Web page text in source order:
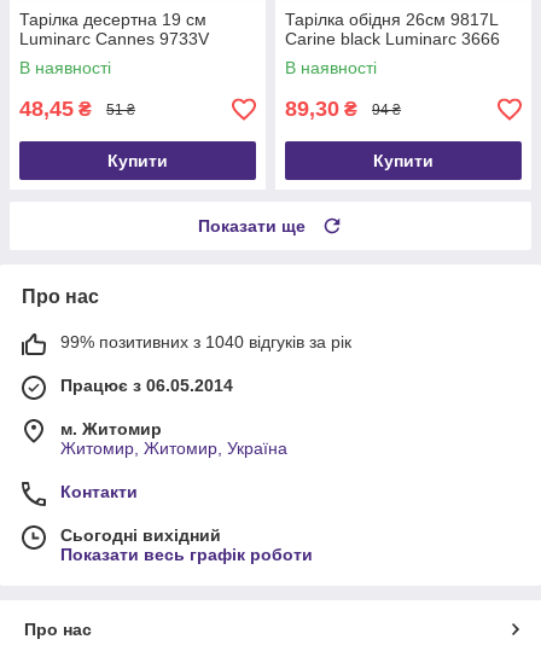
Тарілка десертна 19 см
Luminarc Cannes 9733V
В наявності
48,45 ₴ 51 ₴
Купити
Тарілка обідня 26см 9817L
Carine black Luminarc 3666
В наявності
89,30 ₴ 94 ₴
Купити
Показати ще
Про нас
99% позитивних з 1040 відгуків за рік
Працює з 06.05.2014
м. Житомир
Житомир, Житомир, Україна
Контакти
Сьогодні вихідний
Показати весь графік роботи
Про нас